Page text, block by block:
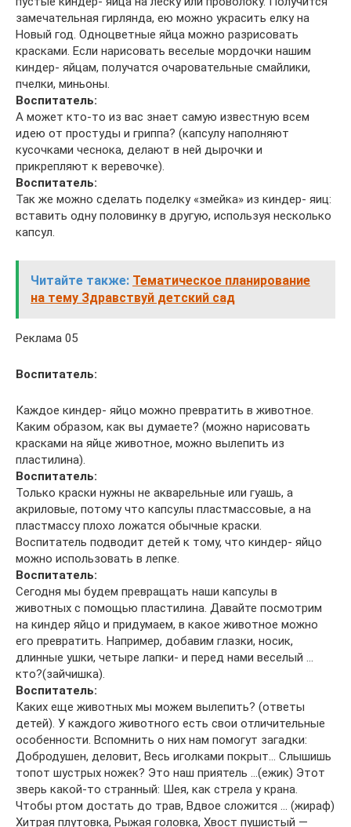
замечательная гирлянда, ею можно украсить елку на
Новый год. Одноцветные яйца можно разрисовать
красками. Если нарисовать веселые мордочки нашим
киндер- яйцам, получатся очаровательные смайлики,
пчелки, миньоны.
Воспитатель:
А может кто-то из вас знает самую известную всем
идею от простуды и гриппа? (капсулу наполняют
кусочками чеснока, делают в ней дырочки и
прикрепляют к веревочке).
Воспитатель:
Так же можно сделать поделку «змейка» из киндер- яиц:
вставить одну половинку в другую, используя несколько
капсул.
Читайте также: Тематическое планирование
на тему Здравствуй детский сад
Реклама 05
Воспитатель:
Каждое киндер- яйцо можно превратить в животное.
Каким образом, как вы думаете? (можно нарисовать
красками на яйце животное, можно вылепить из
пластилина).
Воспитатель:
Только краски нужны не акварельные или гуашь, а
акриловые, потому что капсулы пластмассовые, а на
пластмассу плохо ложатся обычные краски.
Воспитатель подводит детей к тому, что киндер- яйцо
можно использовать в лепке.
Воспитатель:
Сегодня мы будем превращать наши капсулы в
животных с помощью пластилина. Давайте посмотрим
на киндер яйцо и придумаем, в какое животное можно
его превратить. Например, добавим глазки, носик,
длинные ушки, четыре лапки- и перед нами веселый …
кто?(зайчишка).
Воспитатель:
Каких еще животных мы можем вылепить? (ответы
детей). У каждого животного есть свои отличительные
особенности. Вспомнить о них нам помогут загадки:
Добродушен, деловит, Весь иголками покрыт… Слышишь
топот шустрых ножек? Это наш приятель …(ежик) Этот
зверь какой-то странный: Шея, как стрела у крана.
Чтобы ртом достать до трав, Вдвое сложится … (жираф)
Хитрая плутовка, Рыжая головка, Хвост пушистый —